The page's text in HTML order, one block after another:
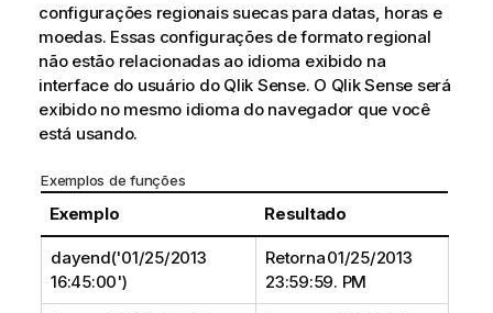
configurações regionais suecas para datas, horas e
moedas. Essas configurações de formato regional
não estão relacionadas ao idioma exibido na
interface do usuário do Qlik Sense. O Qlik Sense será
exibido no mesmo idioma do navegador que você
está usando.
Exemplos de funções
Exemplo Resultado
dayend('01/25/2013
16:45:00')
Retorna 01/25/2013
23:59:59. PM